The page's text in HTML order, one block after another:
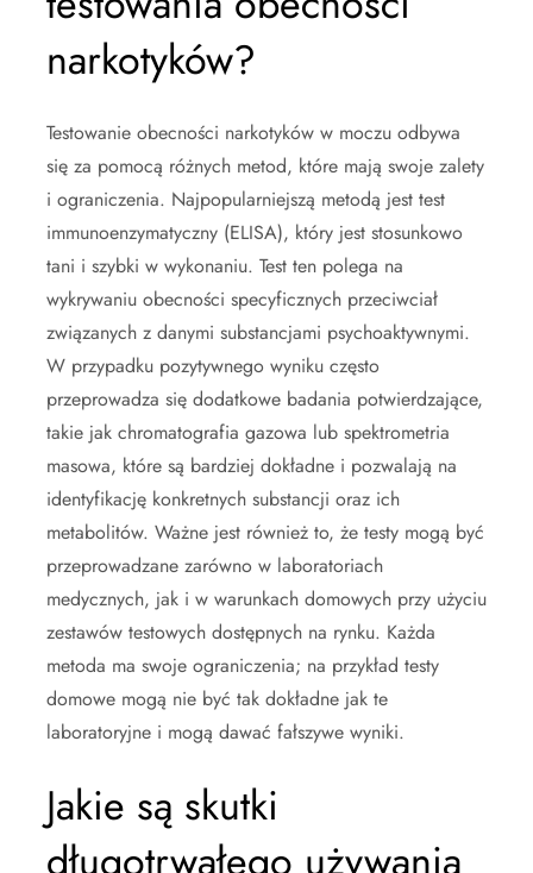
narkotyków?
Testowanie obecności narkotyków w moczu odbywa
się za pomocą różnych metod, które mają swoje zalety
i ograniczenia. Najpopularniejszą metodą jest test
immunoenzymatyczny (ELISA), który jest stosunkowo
tani i szybki w wykonaniu. Test ten polega na
wykrywaniu obecności specyficznych przeciwciał
związanych z danymi substancjami psychoaktywnymi.
W przypadku pozytywnego wyniku często
przeprowadza się dodatkowe badania potwierdzające,
takie jak chromatografia gazowa lub spektrometria
masowa, które są bardziej dokładne i pozwalają na
identyfikację konkretnych substancji oraz ich
metabolitów. Ważne jest również to, że testy mogą być
przeprowadzane zarówno w laboratoriach
medycznych, jak i w warunkach domowych przy użyciu
zestawów testowych dostępnych na rynku. Każda
metoda ma swoje ograniczenia; na przykład testy
domowe mogą nie być tak dokładne jak te
laboratoryjne i mogą dawać fałszywe wyniki.
Jakie są skutki